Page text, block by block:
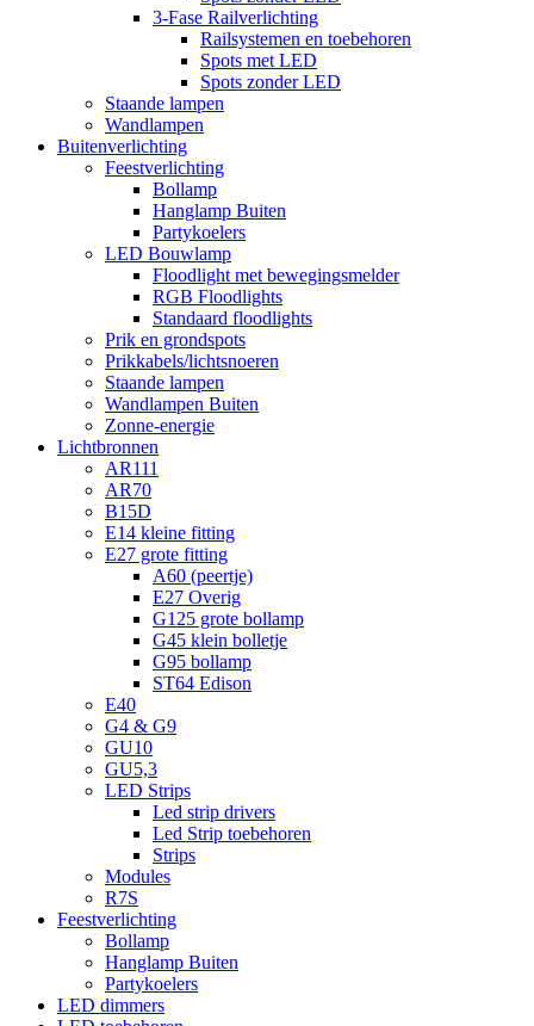
3-Fase Railverlichting
Railsystemen en toebehoren
Spots met LED
Spots zonder LED
Staande lampen
Wandlampen
Buitenverlichting
Feestverlichting
Bollamp
Hanglamp Buiten
Partykoelers
LED Bouwlamp
Floodlight met bewegingsmelder
RGB Floodlights
Standaard floodlights
Prik en grondspots
Prikkabels/lichtsnoeren
Staande lampen
Wandlampen Buiten
Zonne-energie
Lichtbronnen
AR111
AR70
B15D
E14 kleine fitting
E27 grote fitting
A60 (peertje)
E27 Overig
G125 grote bollamp
G45 klein bolletje
G95 bollamp
ST64 Edison
E40
G4 & G9
GU10
GU5,3
LED Strips
Led strip drivers
Led Strip toebehoren
Strips
Modules
R7S
Feestverlichting
Bollamp
Hanglamp Buiten
Partykoelers
LED dimmers